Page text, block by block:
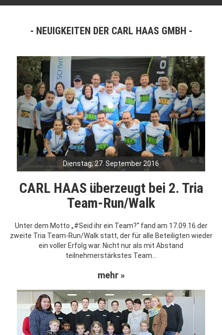
NEUIGKEITEN DER CARL HAAS GMBH
Dienstag, 27. September 2016
CARL HAAS überzeugt bei 2. Tria
Team-Run/Walk
Unter dem Motto „#Seid ihr ein Team?“ fand am 17.09.16 der
zweite Tria Team-Run/Walk statt, der für alle Beteiligten wieder
ein voller Erfolg war. Nicht nur als mit Abstand
teilnehmerstärkstes Team...
mehr »